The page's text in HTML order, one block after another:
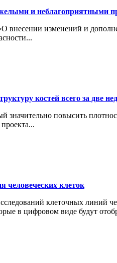
и неблагоприятными
изменений и
костей всего за две
повысить
человеческих клеток
клеточных линий
в цифровом виде будут